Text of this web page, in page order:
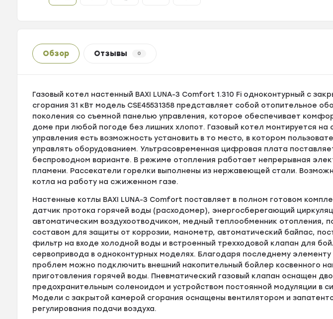
Обзор Отзывы 0
Газовый котел настенный BAXI LUNA-3 Comfort 1.310 Fi одноконтурный с
сгорания 31 кВт модель CSE45531358 представляет собой отопительное
поколения со съемной панелью управления, которое обеспечивает
доме при любой погоде без лишних хлопот. Газовый котел монтируется на
управления есть возможность установить в то место, в котором
управлять оборудованием. Ультрасовременная цифровая плата
беспроводном варианте. В режиме отопления работает непрерывная
пламени. Рассекатели горелки выполнены из нержавеющей стали.
котла на работу на сжиженном газе.
Настенные котлы BAXI LUNA-3 Comfort поставляет в полном готовом
датчик протока горячей воды (расходомер), энергосберегающий
автоматическим воздухоотводчиком, медный теплообменник отопления,
составом для защиты от коррозии, манометр, автоматический байпас,
фильтр на входе холодной воды и встроенный трехходовой клапан для
сервопривода в одноконтурных моделях. Благодаря последнему элементу
проблем можно подключить внешний накопительный бойлер косвенного
приготовления горячей воды. Пневматический газовый клапан оснащен
предохранительным соленоидом и устройством постоянной модуляции в
Модели с закрытой камерой сгорания оснащены вентилятором и
регулирования подачи воздуха.